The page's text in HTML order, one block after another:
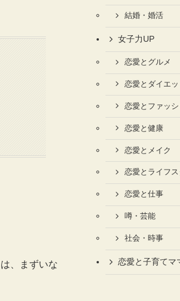
、まずいな
結婚・婚活
女子力UP
恋愛とグルメ
恋愛とダイエッ
恋愛とファッシ
恋愛と健康
恋愛とメイク
恋愛とライフ
恋愛と仕事
噂・芸能
社会・時事
恋愛と子育てマ